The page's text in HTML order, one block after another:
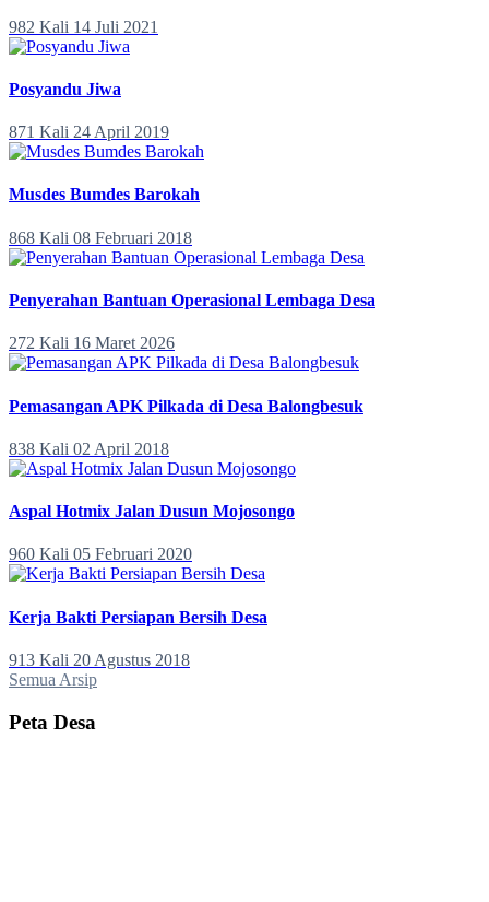
982 Kali 14 Juli 2021
Posyandu Jiwa
871 Kali 24 April 2019
Musdes Bumdes Barokah
868 Kali 08 Februari 2018
Penyerahan Bantuan Operasional Lembaga Desa
272 Kali 16 Maret 2026
Pemasangan APK Pilkada di Desa Balongbesuk
838 Kali 02 April 2018
Aspal Hotmix Jalan Dusun Mojosongo
960 Kali 05 Februari 2020
Kerja Bakti Persiapan Bersih Desa
913 Kali 20 Agustus 2018
Semua Arsip
Peta Desa